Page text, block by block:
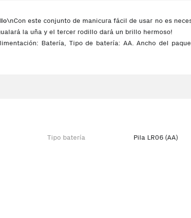
\nCon este conjunto de manicura fácil de usar no es
la uña y el tercer rodillo dará un brillo hermoso!
Batería, Tipo de batería: AA. Ancho del
Tipo batería Pila LR06 (AA)